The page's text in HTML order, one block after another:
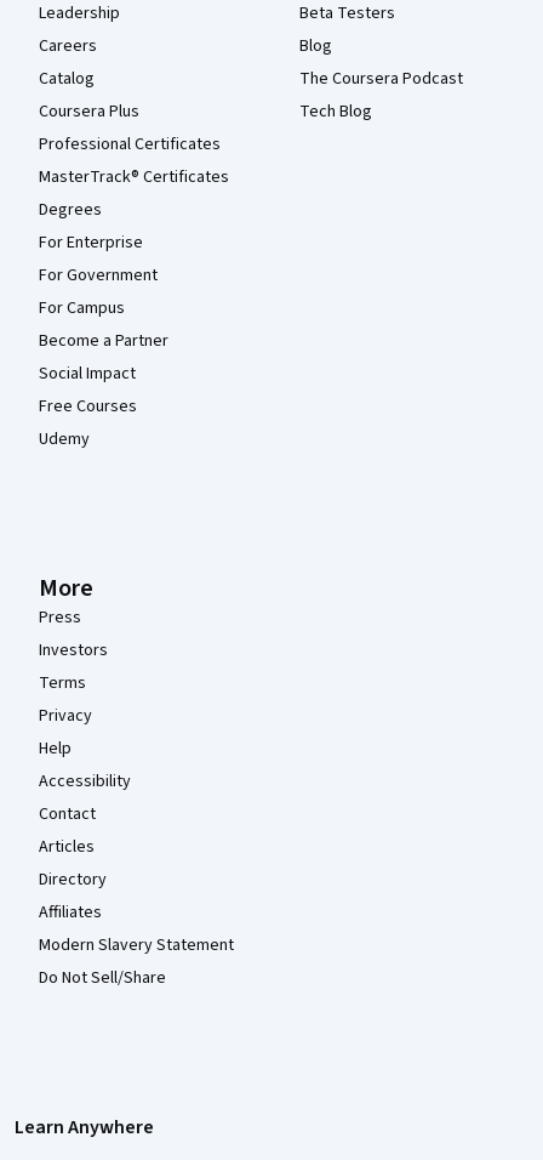
Leadership
Careers
Catalog
Coursera Plus
Professional Certificates
MasterTrack® Certificates
Degrees
For Enterprise
For Government
For Campus
Become a Partner
Social Impact
Free Courses
Udemy
Beta Testers
Blog
The Coursera Podcast
Tech Blog
More
Press
Investors
Terms
Privacy
Help
Accessibility
Contact
Articles
Directory
Affiliates
Modern Slavery Statement
Do Not Sell/Share
Learn Anywhere